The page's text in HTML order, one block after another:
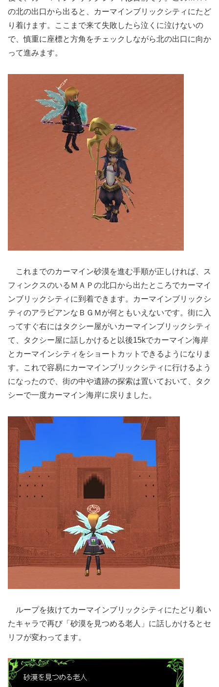
の北の出口から出ると、カーマインブリックシティにたど
り着けます。ここまで来て失敗したら泣くに泣けないの
で、慎重に座標と方角をチェックしながら北の出口に向か
って進みます。
これまでのカーマイン砂漠を進む手順が正しければ、ス
フィンクスのいるＭＡＰの北口から出たところでカーマイ
ンブリックシティに到着できます。カーマインブリックシ
ティのアラビアンなＢＧＭが何ともいえないです。街に入
ってすぐ右にはタクシー屋がいカーマインブリックシティ
て、タクシー屋に話しかけると以後15kでカーマイン海岸
とカーマインシティをショートカットできるようになりま
す。これで容易にカーマインブリックシティに行けるよう
になったので、街の中や遺跡の探索は置いておいて、タク
シーで一度カーマイン海岸に戻りました。
ループを抜けてカーマインブリックシティにたどり着い
たキャラで再び「砂漠を見つめる老人」に話しかけるとセ
リフが変わってます。